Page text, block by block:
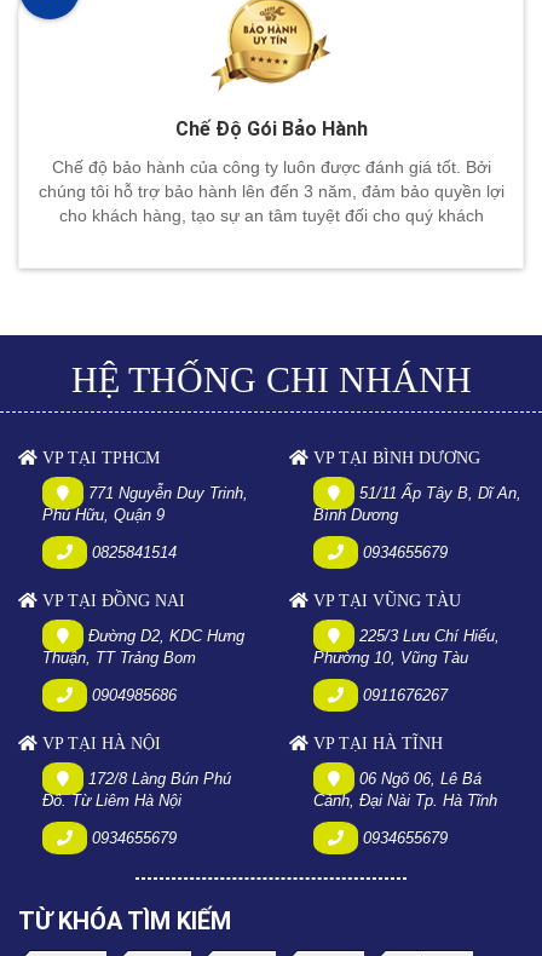
Chế Độ Gói Bảo Hành
Chế độ bảo hành của công ty luôn được đánh giá tốt. Bởi
chúng tôi hỗ trợ bảo hành lên đến 3 năm, đảm bảo quyền lợi
cho khách hàng, tạo sự an tâm tuyệt đối cho quý khách
HỆ THỐNG CHI NHÁNH
VP TẠI TPHCM
771 Nguyễn Duy Trinh,
Phú Hữu, Quận 9
0825841514
VP TẠI BÌNH DƯƠNG
51/11 Ấp Tây B, Dĩ An,
Bình Dương
0934655679
VP TẠI ĐỒNG NAI
Đường D2, KDC Hưng
Thuận, TT Trảng Bom
0904985686
VP TẠI VŨNG TÀU
225/3 Lưu Chí Hiếu,
Phường 10, Vũng Tàu
0911676267
VP TẠI HÀ NỘI
172/8 Làng Bún Phú
Đô. Từ Liêm Hà Nội
0934655679
VP TẠI HÀ TĨNH
06 Ngõ 06, Lê Bá
Cảnh, Đại Nài Tp. Hà Tĩnh
0934655679
TỪ KHÓA TÌM KIẾM